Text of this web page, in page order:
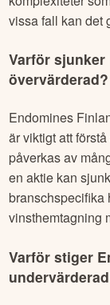
vissa fall kan det
Varför sjunker
övervärderad?
Endomines
är viktigt att
påverkas av
en aktie kan
branschspecifika
vinsthemtagning
Varför stiger